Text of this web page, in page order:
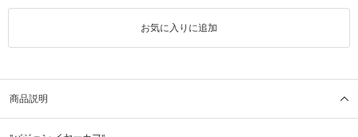
お気に入りに追加
商品説明